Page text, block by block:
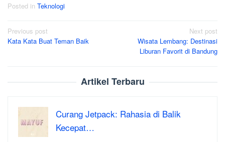
Posted in Teknologi
Post
navigation
Previous post
Kata Kata Buat Teman Baik
Next post
Wisata Lembang: Destinasi
Liburan Favorit di Bandung
Artikel Terbaru
Curang Jetpack: Rahasia di Balik
Kecepat…